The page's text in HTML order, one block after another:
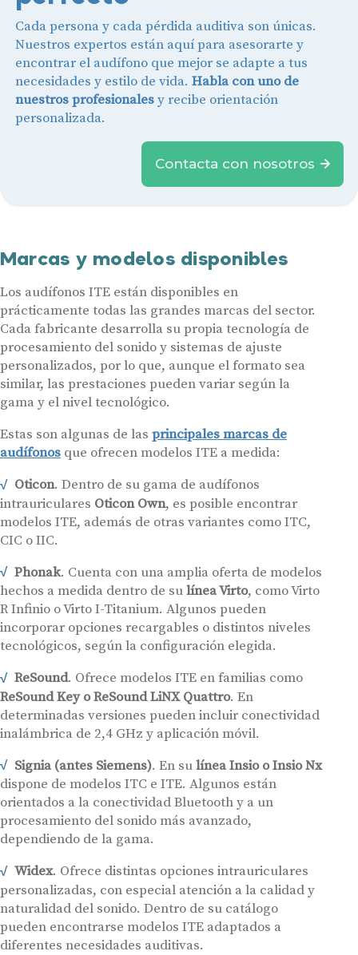
Cada persona y cada pérdida auditiva son únicas.
Nuestros expertos están aquí para asesorarte y
encontrar el audífono que mejor se adapte a tus
necesidades y estilo de vida. Habla con uno de
nuestros profesionalesy recibe orientación
personalizada.
Contacta con nosotros
Marcas y modelos disponibles
Los audífonos ITE están disponibles en
prácticamente todas las grandes marcas del sector.
Cada fabricante desarrolla su propia tecnología de
procesamiento del sonido y sistemas de ajuste
personalizados, por lo que, aunque el formato sea
similar, las prestaciones pueden variar según la
gama y el nivel tecnológico.
Estas son algunas de las principales marcas de
audífonos que ofrecen modelos ITE a medida:
Oticon. Dentro de su gama de audífonos
intrauriculares Oticon Own, es posible encontrar
modelos ITE, además de otras variantes como ITC,
CIC o IIC.
Phonak. Cuenta con una amplia oferta de modelos
hechos a medida dentro de sulínea Virto, como Virto
R Infinio o Virto I-Titanium. Algunos pueden
incorporar opciones recargables o distintos niveles
tecnológicos, según la configuración elegida.
ReSound. Ofrece modelos ITE en familias como
ReSound Key o ReSound LiNX Quattro. En
determinadas versiones pueden incluir conectividad
inalámbrica de 2,4 GHz y aplicación móvil.
Signia (antes Siemens). En sulínea Insio o Insio Nx
dispone de modelos ITC e ITE. Algunos están
orientados a la conectividad Bluetooth y a un
procesamiento del sonido más avanzado,
dependiendo de la gama.
Widex. Ofrece distintas opciones intrauriculares
personalizadas, con especial atención a la calidad y
naturalidad del sonido. Dentro de su catálogo
pueden encontrarse modelos ITE adaptados a
diferentes necesidades auditivas.